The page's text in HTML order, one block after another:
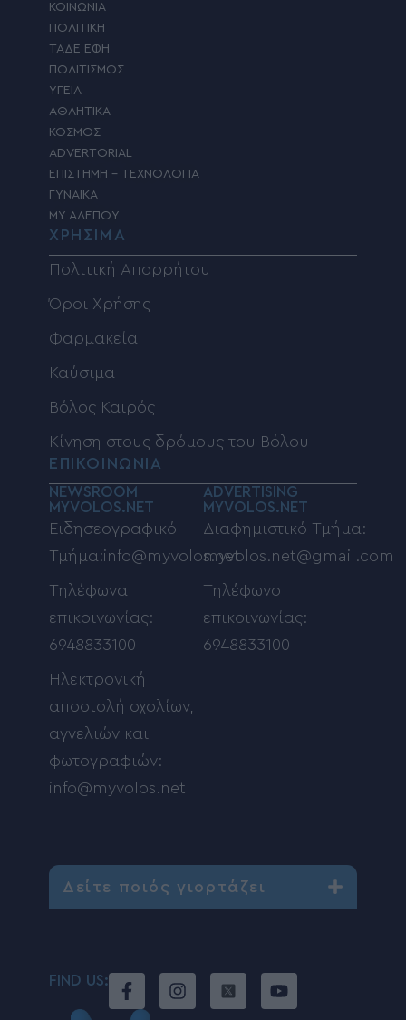
ΚΟΙΝΩΝΙΑ
ΠΟΛΙΤΙΚΗ
ΤΑΔΕ ΕΦΗ
ΠΟΛΙΤΙΣΜΟΣ
ΥΓΕΙΑ
ΑΘΛΗΤΙΚΑ
ΚΟΣΜΟΣ
ADVERTORIAL
ΕΠΙΣΤΗΜΗ – ΤΕΧΝΟΛΟΓΙΑ
ΓΥΝΑΙΚΑ
MY ΑΛΕΠΟΥ
ΧΡΗΣΙΜΑ
Πολιτική Απορρήτου
Όροι Χρήσης
Φαρμακεία
Καύσιμα
Βόλος Καιρός
Κίνηση στους δρόμους του Βόλου
ΕΠΙΚΟΙΝΩΝΙΑ
NEWSROOM
MYVOLOS.NET
Ειδησεογραφικό
Τμήμα:info@myvolos.net
Τηλέφωνα
επικοινωνίας:
6948833100
Ηλεκτρονική
αποστολή σχολίων,
αγγελιών και
φωτογραφιών:
info@myvolos.net
ADVERTISING
MYVOLOS.NET
Διαφημιστικό Τμήμα:
myvolos.net@gmail.com
Τηλέφωνο
επικοινωνίας:
6948833100
Δείτε ποιός γιορτάζει
FIND US: